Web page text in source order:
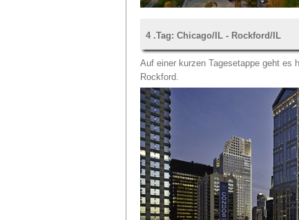
4 .Tag: Chicago/IL - Rockford/IL
Auf einer kurzen Tagesetappe geht es
Rockford.